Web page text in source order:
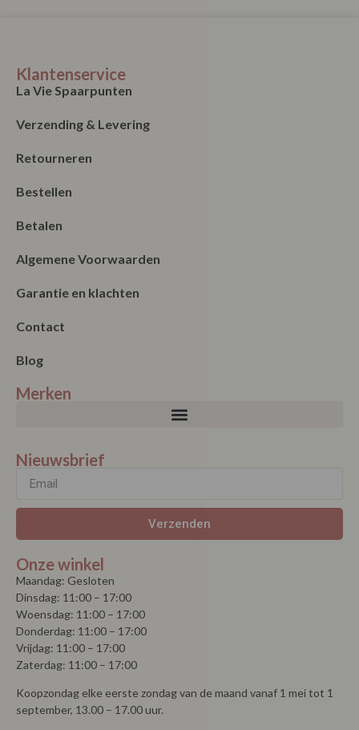
Klantenservice
La Vie Spaarpunten
Verzending & Levering
Retourneren
Bestellen
Betalen
Algemene Voorwaarden
Garantie en klachten
Contact
Blog
Merken
Nieuwsbrief
Verzenden
Onze winkel
Maandag: Gesloten
Dinsdag: 11:00 – 17:00
Woensdag: 11:00 – 17:00
Donderdag: 11:00 – 17:00
Vrijdag: 11:00 – 17:00
Zaterdag: 11:00 – 17:00
Koopzondag elke eerste zondag van de maand vanaf 1 mei tot 1
september, 13.00 – 17.00 uur.